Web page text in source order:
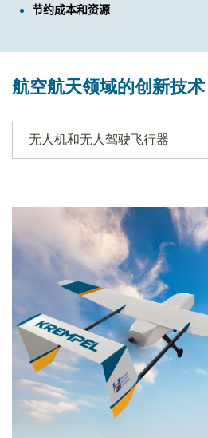
节约成本和资源
航空航天领域的创新技术
无人机和无人驾驶飞行器